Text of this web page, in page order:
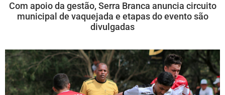
Com apoio da gestão, Serra Branca anuncia circuito
municipal de vaquejada e etapas do evento são
divulgadas